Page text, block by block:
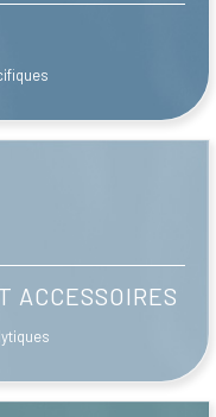
ACCESSOIRES